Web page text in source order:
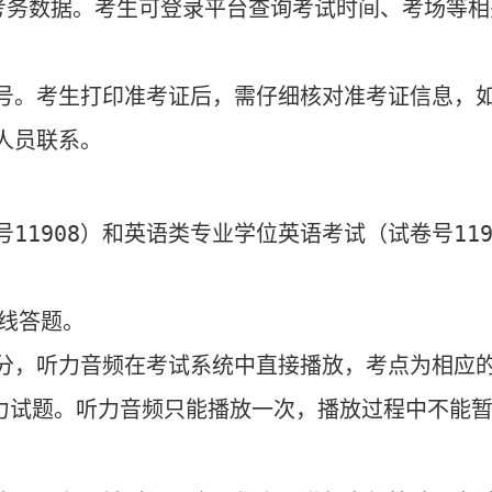
务数据。考生可登录平台查询考试时间、考场等
。考生打印准考证后，需仔细核对准考证信息，
联系。
11908）和英语类专业学位英语考试（试卷号
答题。
，听力音频在考试系统中直接播放，考点为相应
题。听力音频只能播放一次，播放过程中不能